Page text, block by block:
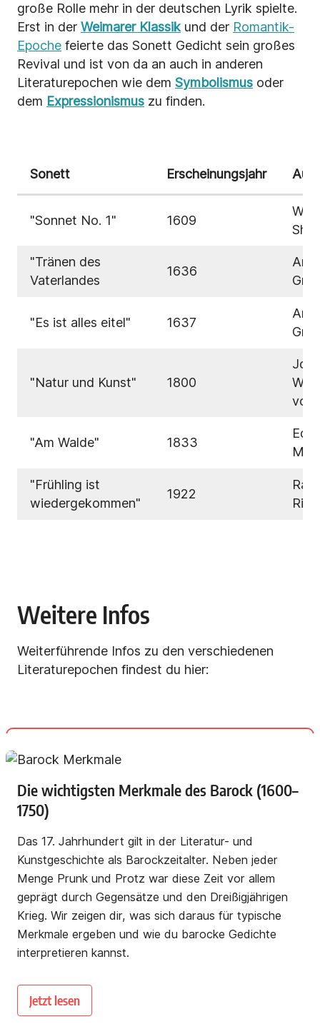
große Rolle mehr in der deutschen Lyrik spielte.
Erst in der Weimarer Klassik und der Romantik-
Epoche feierte das Sonett Gedicht sein großes
Revival und ist von da an auch in anderen
Literaturepochen wie dem Symbolismus oder
dem Expressionismus zu finden.
Sonett Erscheinungsjahr
"Sonnet No. 1" 1609
"Tränen des
Vaterlandes
1636
"Es ist alles eitel" 1637
"Natur und Kunst" 1800
von
"Am Walde" 1833
"Frühling ist
wiedergekommen"
1922
Rilke
Weitere Infos
Weiterführende Infos zu den verschiedenen
Literaturepochen findest du hier:
Die wichtigsten Merkmale des Barock (1600–
1750)
Das 17. Jahrhundert gilt in der Literatur- und
Kunstgeschichte als Barockzeitalter. Neben jeder
Menge Prunk und Protz war diese Zeit vor allem
geprägt durch Gegensätze und den Dreißigjährigen
Krieg. Wir zeigen dir, was sich daraus für typische
Merkmale ergeben und wie du barocke Gedichte
interpretieren kannst.
Jetzt lesen